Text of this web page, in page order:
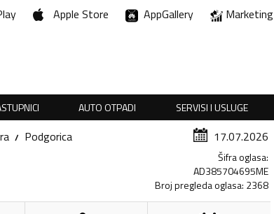
Apple Store AppGallery Marketing
AUTO OTPADI SERVISI I USLUGE
Podgorica 17.07.2026
Šifra oglasa:
AD385704695ME
Broj pregleda oglasa: 2368